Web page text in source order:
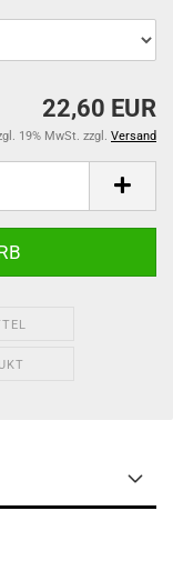
22,60 EUR
19% MwSt. zzgl. Versand